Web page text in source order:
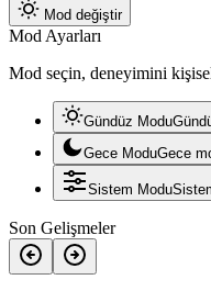
Mod değiştir
Mod Ayarları
Mod seçin, deneyimini
Gündüz Modu
Gece ModuGece
Sistem Modu
Son Gelişmeler